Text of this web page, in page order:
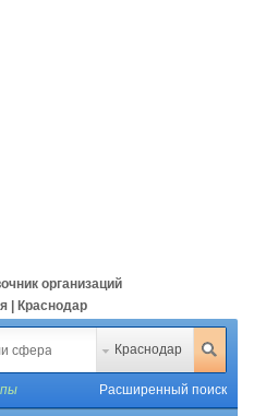
организаций
| Краснодар
Краснодар
Расширенный поиск